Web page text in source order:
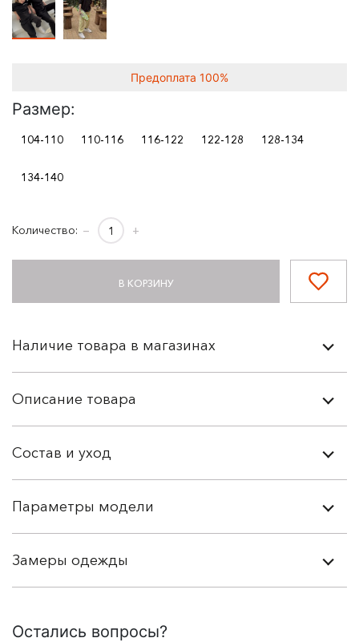
Предоплата 100%
Размер:
104-110 110-116 116-122 122-128 128-134
134-140
Количество: − +
В КОРЗИНУ
Наличие товара в магазинах
Описание товара
Состав и уход
Параметры модели
Замеры одежды
Остались вопросы?